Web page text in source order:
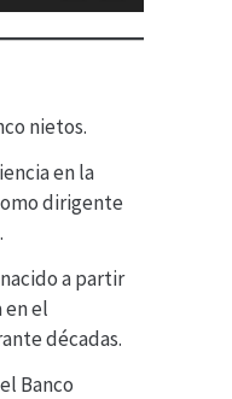
nietos.
en la
dirigente
a partir
en el
décadas.
Banco